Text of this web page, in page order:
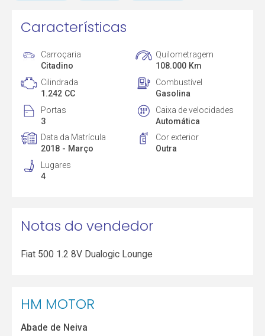
Características
Carroçaria
Citadino
Quilometragem
108.000 Km
Cilindrada
1.242 CC
Combustível
Gasolina
Portas
3
Caixa de velocidades
Automática
Data da Matrícula
2018 - Março
Cor exterior
Outra
Lugares
4
Notas do vendedor
Fiat 500 1.2 8V Dualogic Lounge
HM MOTOR
Abade de Neiva